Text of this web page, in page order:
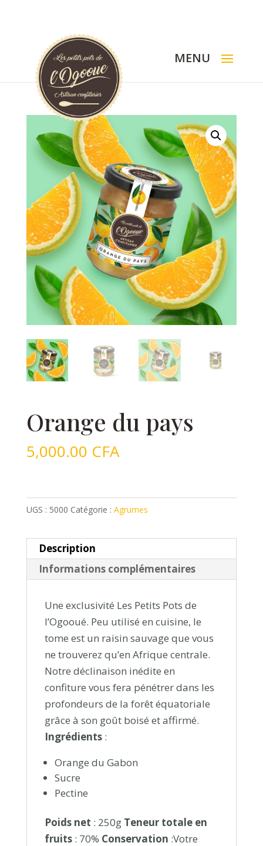
Orange du pays
5,000.00 CFA
UGS : 5000 Catégorie : Agrumes
Description
Informations complémentaires
Une exclusivité Les Petits Pots de
l’Ogooué. Peu utilisé en cuisine, le
tome est un raisin sauvage que vous
ne trouverez qu’en Afrique centrale.
Notre déclinaison inédite en
confiture vous fera pénétrer dans les
profondeurs de la forêt équatoriale
grâce à son goût boisé et affirmé.
Ingrédients:
Orange du Gabon
Sucre
Pectine
Poids net : 250g Teneur totale en
fruits: 70% Conservation :Votre